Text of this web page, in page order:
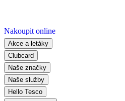
Nakoupit online
Akce a letáky
Clubcard
Naše značky
Naše služby
Hello Tesco